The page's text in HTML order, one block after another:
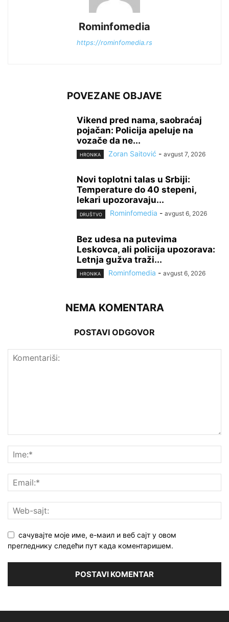
Rominfomedia
https://rominfomedia.rs
POVEZANE OBJAVE
Vikend pred nama, saobraćaj
pojačan: Policija apeluje na
vozače da ne...
HRONIKA Zoran Saitović - avgust 7, 2026
Novi toplotni talas u Srbiji:
Temperature do 40 stepeni,
lekari upozoravaju...
DRUŠTVO Rominfomedia - avgust 6, 2026
Bez udesa na putevima
Leskovca, ali policija upozorava:
Letnja gužva traži...
HRONIKA Rominfomedia - avgust 6, 2026
NEMA KOMENTARA
POSTAVI ODGOVOR
сачувајте моје име, е-маил и веб сајт у овом
прегледнику следећи пут када коментаришем.